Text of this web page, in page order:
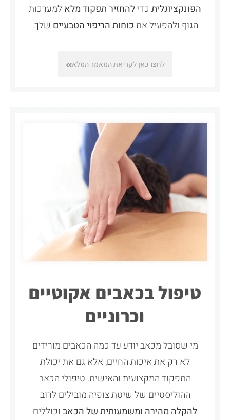
הפונקציונלית כדילהחזיר תפקוד מלאלמערכות
הגוף ולהפעיל את כוחות הריפוי הטבעיים שלך.
לחצו כאן לקריאת המאמר המלא
טיפול בכאבים אקוטיים
וכרוניים
מי שסובל מכאב יודע עד כמה הכאבים מורידים
לא רק את איכות החיים, אלא גם את יכולת
התפקוד המקצועית והאישית. טיפולי הכאב
ההוליסטיים של שיטת צופיה מובילים לרוב
להקלה מהירה ומשמעותית של הכאבוכוללים